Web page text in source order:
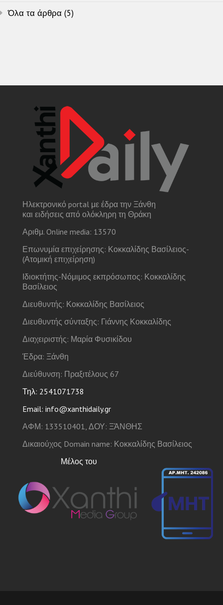
Όλα τα άρθρα (5)
Ηλεκτρονικό portal με έδρα την Ξάνθη
και ειδήσεις από ολόκληρη τη Θράκη
Αριθμ. Online media: 13570
Επωνυμία επιχείρησης: Κοκκαλίδης Βασίλειος-
(Ατομική επιχείρηση)
Ιδιοκτήτης-Νόμιμος εκπρόσωπος: Κοκκαλίδης
Βασίλειος
Διευθυντής: Κοκκαλίδης Βασίλειος
Διευθυντής σύνταξης: Γιάννης Κοκκαλίδης
Διαχειριστής: Μαρία Φυσικίδου
Έδρα: Ξάνθη
Διεύθυνση: Πραξιτέλους 67
Τηλ: 2541071738
Email: info@xanthidaily.gr
ΑΦΜ: 133510401, ΔΟΥ: ΞΆΝΘΗΣ
Δικαιούχος Domain name: Κοκκαλίδης Βασίλειος
Μέλος του